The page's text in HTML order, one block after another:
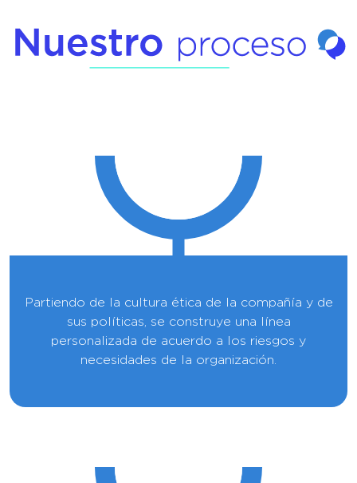
Partiendo de la cultura ética de la compañía y de
sus políticas, se construye una línea
personalizada de acuerdo a los riesgos y
necesidades de la organización.